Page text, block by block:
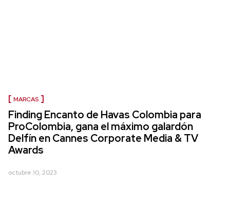
MARCAS
Finding Encanto de Havas Colombia para
ProColombia, gana el máximo galardón
Delfín en Cannes Corporate Media & TV
Awards
octubre 10, 2023